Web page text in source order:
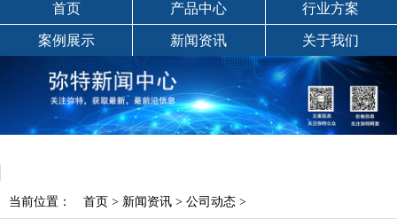
首页 产品中心 行业方案
案例展示 新闻资讯 关于我们
当前位置： 首页 > 新闻资讯 > 公司动态 >